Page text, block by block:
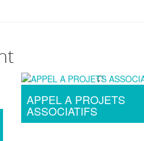
APPEL A PROJETS
ASSOCIATIFS